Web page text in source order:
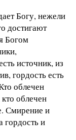
Богу, нежели
достигают
Богом
источник, из
гордость есть
облечен
облечен
Смирение и
гордость и